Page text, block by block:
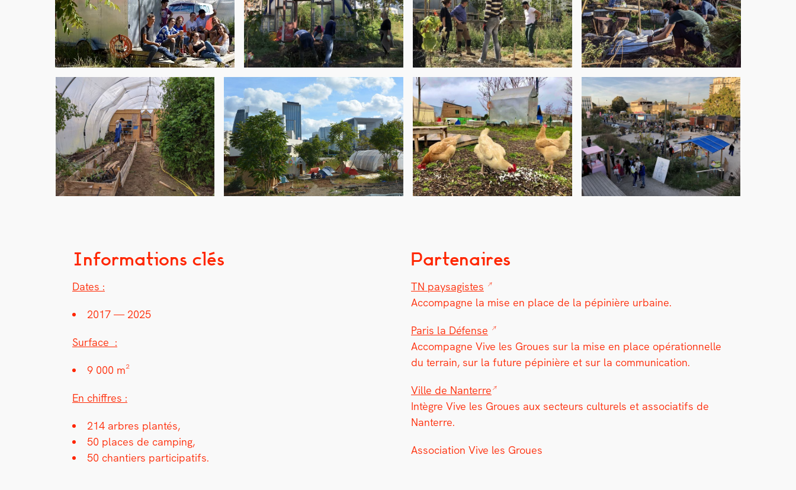
Informations clés
Dates :
2017 — 2025
Sur­face :
9 000 m²
En chiffres :
214 arbres plan­tés,
50 places de camp­ing,
50 chantiers par­tic­i­pat­ifs.
Partenaires
TN paysag­istes
Accom­pa­gne la mise en place de la pépinière urbaine.
Paris la Défense
Accom­pa­gne Vive les Groues sur la mise en place opéra­tionnelle
du ter­rain, sur la future pépinière et sur la com­mu­ni­ca­tion.
Ville de Nan­terre
Intè­gre Vive les Groues aux secteurs cul­turels et asso­ci­at­ifs de
Nan­terre.
Asso­ci­a­tion Vive les Groues